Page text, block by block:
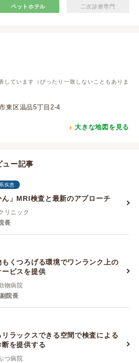
ペットホテル 二次診療専門
ています（ぴったり一致しないこともありま
東区温品5丁目2-4
大きな地図を見る
ュー記事
疾患
ん」MRI検査と最新のアプローチ
リニック
長
もくつろげる環境でワンランク上の
ービスを提供
物病院
院長
リラックスできる空間で検査による
断を提供する
つ病院